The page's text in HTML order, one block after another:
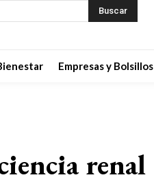
Buscar
Empresas y Bolsillos
renal